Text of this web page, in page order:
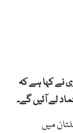
نے کہا ہے کہ
لے آئیں گے۔
میں